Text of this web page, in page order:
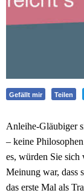
Gefällt mir Teilen
Anleihe-Gläubiger
– keine
es, würden Sie
Meinung war, dass
das erste Mal als